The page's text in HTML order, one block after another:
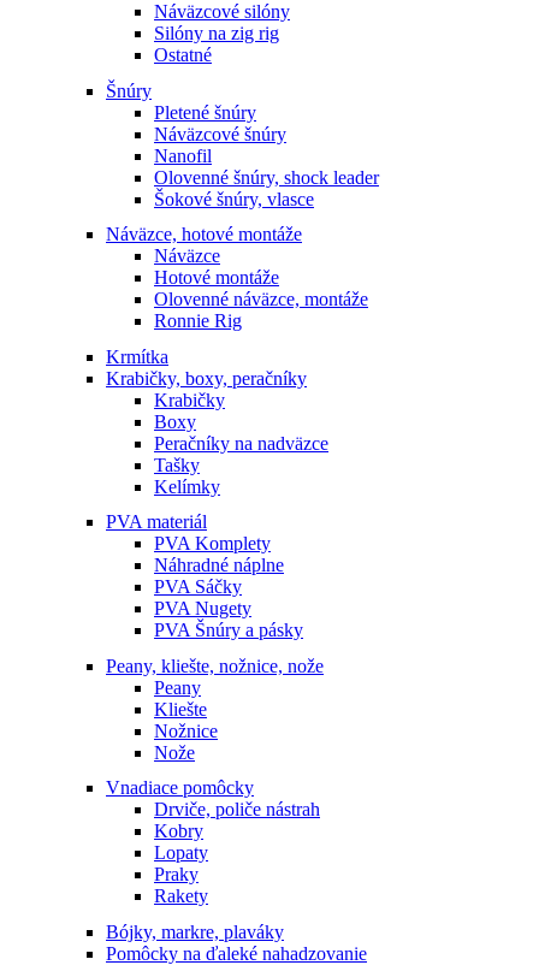
Náväzcové silóny
Silóny na zig rig
Ostatné
Šnúry
Pletené šnúry
Náväzcové šnúry
Nanofil
Olovenné šnúry, shock leader
Šokové šnúry, vlasce
Náväzce, hotové montáže
Náväzce
Hotové montáže
Olovenné náväzce, montáže
Ronnie Rig
Krmítka
Krabičky, boxy, peračníky
Krabičky
Boxy
Peračníky na nadväzce
Tašky
Kelímky
PVA materiál
PVA Komplety
Náhradné náplne
PVA Sáčky
PVA Nugety
PVA Šnúry a pásky
Peany, kliešte, nožnice, nože
Peany
Kliešte
Nožnice
Nože
Vnadiace pomôcky
Drviče, poliče nástrah
Kobry
Lopaty
Praky
Rakety
Bójky, markre, plaváky
Pomôcky na ďaleké nahadzovanie